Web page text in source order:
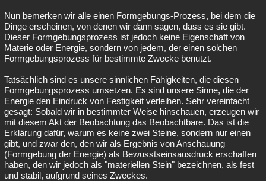
Nun bemerken wir alle einen Formgebungs-Prozess, bei dem die
Dinge erscheinen, von denen wir dann sagen, dass es sie gibt.
Dieser Formgebungsprozess ist jedoch keine Eigenschaft von
Materie oder Energie, sondern von jedem, der einen solchen
Formgebungsprozess für bestimmte Zwecke benutzt.
Tatsächlich sind es unsere sinnlichen Fähigkeiten, die diesen
Formgebungsprozess umsetzen. Es sind unsere Sinne, die der
Energie den Eindruck von Festigkeit verleihen. Sehr vereinfacht
gesagt: Sobald wir in bestimmter Weise hinschauen, erzeugen wir
mit diesem Akt der Beobachtung das Beobachtbare. Das ist die
Erklärung dafür, warum es keine zwei Steine, sondern nur einen
gibt, und zwar den, den wir als Ergebnis von Anschauung
(Formgebung der Energie) als Bewusstseinsausdruck erschaffen
haben, den wir jedoch als "materiellen Stein" bezeichnen, als fest
und stabil, aufgrund seines Zweckes.